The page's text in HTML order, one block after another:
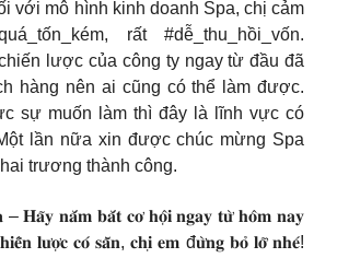
với mô hình kinh doanh Spa, chị cảm
rất #dễ_thu_hồi_vốn.
lược của công ty ngay từ đầu đã
hàng nên ai cũng có thể làm được.
sự muốn làm thì đây là lĩnh vực có
lần nữa xin được chúc mừng Spa
trương thành công.
– 𝐇𝐚̃𝐲 𝐧𝐚̆́𝐦 𝐛𝐚̆́𝐭 𝐜𝐨̛ 𝐡𝐨̣̂𝐢 𝐧𝐠𝐚𝐲 𝐭𝐮̛̀ 𝐡𝐨̂𝐦 𝐧𝐚𝐲
𝐥𝐮̛𝐨̛̣𝐜 𝐜𝐨́ 𝐬𝐚̆̃𝐧, 𝐜𝐡𝐢̣ 𝐞𝐦 đ𝐮̛̀𝐧𝐠 𝐛𝐨̉ 𝐥𝐨̛̃ 𝐧𝐡𝐞́!